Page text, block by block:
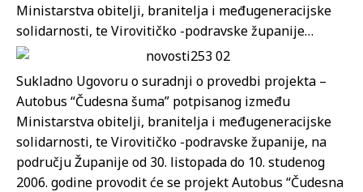
Ministarstva obitelji, branitelja i međugeneracijske
solidarnosti, te Virovitičko -podravske županije…
Sukladno Ugovoru o suradnji o provedbi projekta –
Autobus “Čudesna šuma” potpisanog između
Ministarstva obitelji, branitelja i međugeneracijske
solidarnosti, te Virovitičko -podravske županije, na
području Županije od 30. listopada do 10. studenog
2006. godine provodit će se projekt Autobus “Čudesna